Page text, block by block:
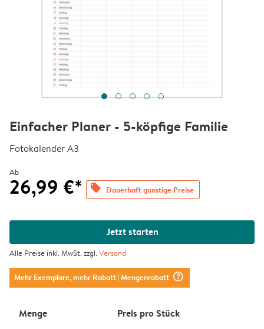
Einfacher Planer - 5-köpfige Familie
Fotokalender A3
Ab
26,99 €* offers Dauerhaft günstige Preise
Jetzt starten
Alle Preise inkl. MwSt. zzgl.Versand
Mehr Exemplare, mehr Rabatt| Mengenrabatt question_mark_circle
Menge Preis pro Stück